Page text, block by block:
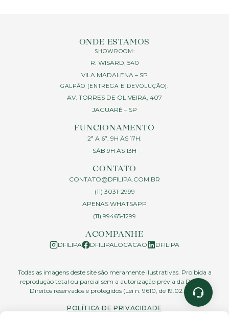
ONDE ESTAMOS
SHOWROOM:
R. WISARD, 540
VILA MADALENA – SP
GALPÃO (ENTREGA E DEVOLUÇÃO):
AV. TORRES DE OLIVEIRA, 407
JAGUARÉ – SP
FUNCIONAMENTO
2ª A 6ª, 9H ÀS 17H.
SÁB 9H ÀS 13H
CONTATO
CONTATO@DFILIPA.COM.BR
(11) 3031-2999
APENAS WHATSAPP
(11) 99465-1299
ACOMPANHE
DFILIPA DFILIPALOCACAO DFILIPA
Todas as imagens deste site são meramente ilustrativas. Proibida a
reprodução total ou parcial sem a autorização prévia da D.Filipa.
Direitos reservados e protegidos (Lei n. 9610, de 19.02.1998)
POLÍTICA DE PRIVACIDADE